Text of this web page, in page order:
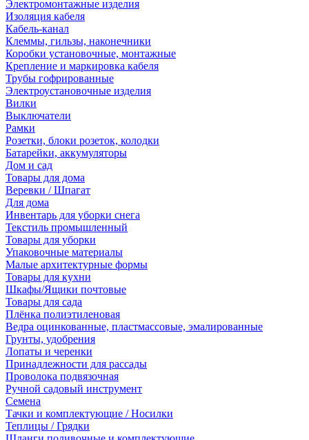
Электромонтажные изделия
Изоляция кабеля
Кабель-канал
Клеммы, гильзы, наконечники
Коробки установочные, монтажные
Крепление и маркировка кабеля
Трубы гофрированные
Электроустановочные изделия
Вилки
Выключатели
Рамки
Розетки, блоки розеток, колодки
Батарейки, аккумуляторы
Дом и сад
Товары для дома
Веревки / Шпагат
Для дома
Инвентарь для уборки снега
Текстиль промышленный
Товары для уборки
Упаковочные материалы
Малые архитектурные формы
Товары для кухни
Шкафы/Ящики почтовые
Товары для сада
Плёнка полиэтиленовая
Ведра оцинкованные, пластмассовые, эмалированные
Грунты, удобрения
Лопаты и черенки
Принадлежности для рассады
Проволока подвязочная
Ручной садовый инструмент
Семена
Тачки и комплектующие / Носилки
Теплицы / Грядки